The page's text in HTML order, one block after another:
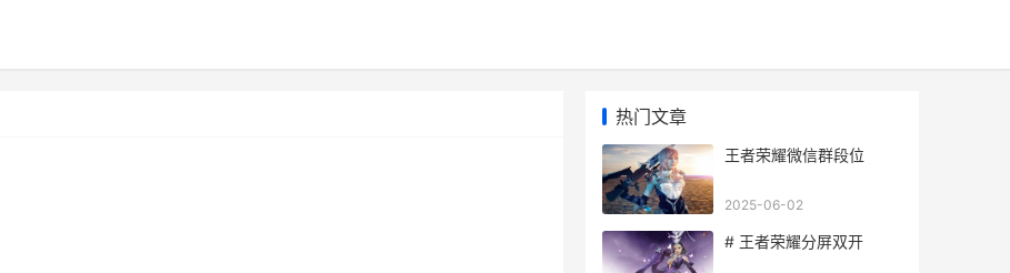
热门文章
王者荣耀微信群段位
2025-06-02
# 王者荣耀分屏双开